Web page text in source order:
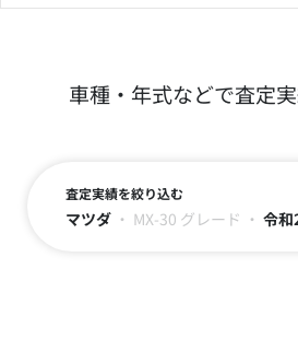
車種・年式などで査定
査定実績を絞り込む
マツダ ・ MX-30 グレード ・ 令